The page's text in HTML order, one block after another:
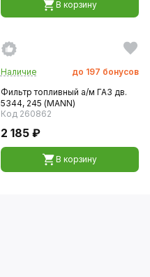
В корзину
Наличие до 197 бонусов
Фильтр топливный а/м ГАЗ дв.
5344, 245 (MANN)
Код 260862
2 185 ₽
В корзину